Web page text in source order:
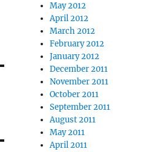
May 2012
April 2012
March 2012
February 2012
January 2012
December 2011
November 2011
October 2011
September 2011
August 2011
May 2011
April 2011